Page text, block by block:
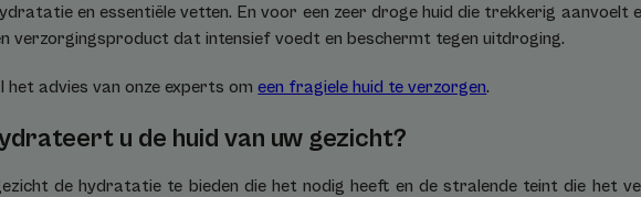
en essentiële vetten. En voor een zeer droge huid die trekkerig aanvoelt
verzorgingsproduct dat intensief voedt en beschermt tegen uitdroging.
het advies van onze experts omeen fragiele huid te verzorgen.
u de huid van uw gezicht?
de hydratatie te bieden die het nodig heeft en de stralende teint die het